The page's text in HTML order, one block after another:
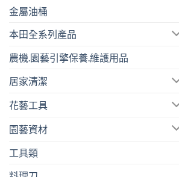
金屬油桶
本田全系列產品
農機.園藝引擎保養.維護用品
居家清潔
花藝工具
園藝資材
工具類